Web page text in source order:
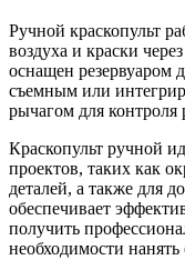
Ручной краскопульт
воздуха и краски
оснащен резервуаром
съемным или
рычагом для контроля
Краскопульт ручной
проектов, таких как
деталей, а также для
обеспечивает
получить
необходимости нанять